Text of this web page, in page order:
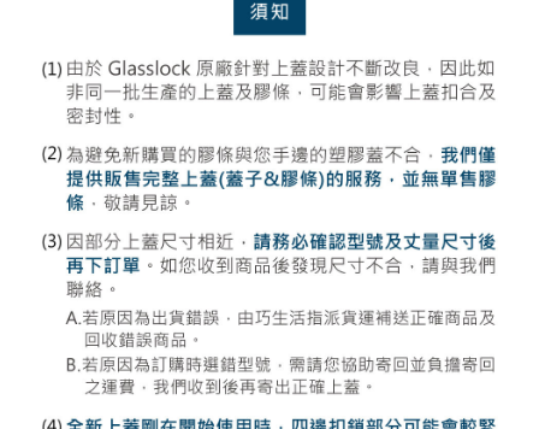
每筆NT$85，滿NT$199(含以上)免運費